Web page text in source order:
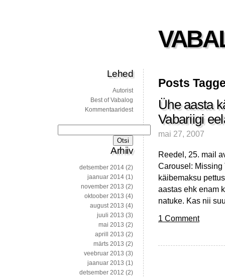
Posts
Ühe aasta
Vabariigi
mai 27, 2007
Reedel, 25. mail
Carousel: Missing
käibemaksu
aastas ehk enam
natuke. Kas nii
1 Comment
Lehed
Autorist
Best of Vabalog
Kommentaaridest
Arhiiv
detsember 2014 (2)
jaanuar 2014 (1)
november 2013 (2)
oktoober 2013 (4)
august 2013 (4)
juuli 2013 (3)
mai 2013 (2)
aprill 2013 (2)
märts 2013 (2)
veebruar 2013 (3)
jaanuar 2013 (1)
detsember 2012 (2)